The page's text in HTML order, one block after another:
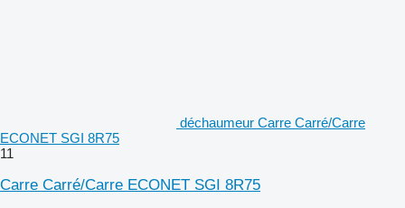
déchaumeur Carre Carré/Carre
ECONET SGI 8R75
11
Carre Carré/Carre ECONET SGI 8R75